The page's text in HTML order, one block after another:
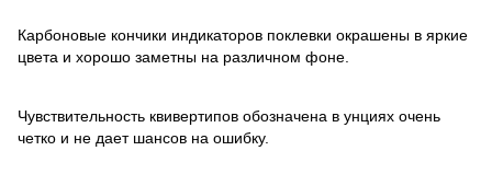
Карбоновые кончики индикаторов поклевки окрашены в яркие
цвета и хорошо заметны на различном фоне.
Чувствительность квивертипов обозначена в унциях очень
четко и не дает шансов на ошибку.